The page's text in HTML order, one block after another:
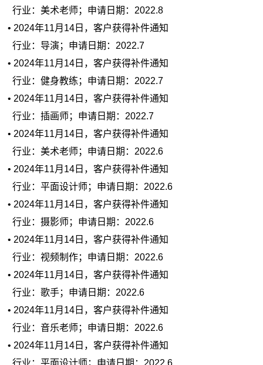
行业：美术老师；申请日期：2022.8
• 2024年11月14日，客户获得补件通知
行业：导演；申请日期：2022.7
• 2024年11月14日，客户获得补件通知
行业：健身教练；申请日期：2022.7
• 2024年11月14日，客户获得补件通知
行业：插画师；申请日期：2022.7
• 2024年11月14日，客户获得补件通知
行业：美术老师；申请日期：2022.6
• 2024年11月14日，客户获得补件通知
行业：平面设计师；申请日期：2022.6
• 2024年11月14日，客户获得补件通知
行业：摄影师；申请日期：2022.6
• 2024年11月14日，客户获得补件通知
行业：视频制作；申请日期：2022.6
• 2024年11月14日，客户获得补件通知
行业：歌手；申请日期：2022.6
• 2024年11月14日，客户获得补件通知
行业：音乐老师；申请日期：2022.6
• 2024年11月14日，客户获得补件通知